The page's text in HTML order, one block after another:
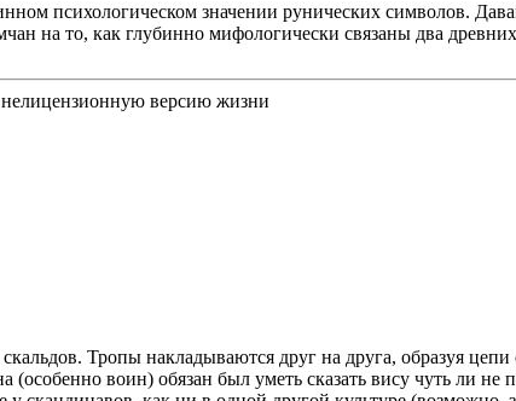
психологическом значении рунических символов.
на то, как глубинно мифологически связаны два
нелицензионную версию жизни
Тропы накладываются друг на друга, образуя цепи
воин) обязан был уметь сказать вису чуть ли